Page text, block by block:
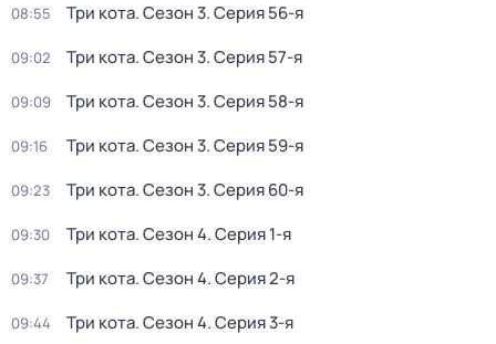
08:55 Три кота. Сезон 3. Серия 56-я
09:02 Три кота. Сезон 3. Серия 57-я
09:09 Три кота. Сезон 3. Серия 58-я
09:16 Три кота. Сезон 3. Серия 59-я
09:23 Три кота. Сезон 3. Серия 60-я
09:30 Три кота. Сезон 4. Серия 1-я
09:37 Три кота. Сезон 4. Серия 2-я
09:44 Три кота. Сезон 4. Серия 3-я